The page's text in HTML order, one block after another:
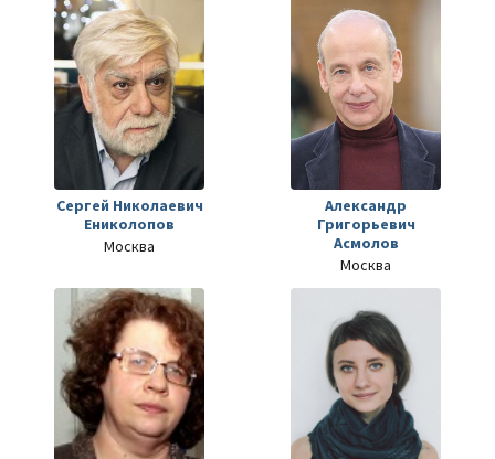
Сергей Николаевич
Ениколопов
Москва
Александр
Григорьевич
Асмолов
Москва